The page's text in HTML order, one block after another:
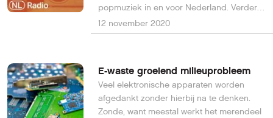
popmuziek in en voor Nederland. Verder
zijn er vier nieuwe genrestations, nieuwe
artiestensamenwerkingen op Sonos Sound
HD.
12 november 2020
E-waste groeiend milieuprobleem
Veel elektronische apparaten worden
afgedankt zonder hierbij na te denken.
Zonde, want meestal werkt het merendeel